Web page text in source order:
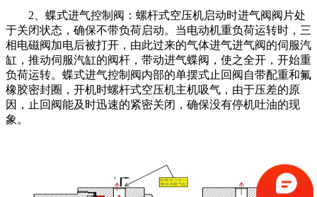
2、蝶式进气控制阀：螺杆式空压机启动时进气阀阀片处
于关闭状态，确保不带负荷启动。当电动机重负荷运转时，三
相电磁阀加电后被打开，由此过来的气体进气进气阀的伺服汽
缸，推动伺服汽缸的阀杆，带动进气蝶阀，使之全开，开始重
负荷运转。蝶式进气控制阀内部的单摆式止回阀自带配重和氟
橡胶密封圈，开机时螺杆式空压机主机吸气，由于压差的原
因，止回阀能及时迅速的紧密关闭，确保没有停机吐油的现
象。